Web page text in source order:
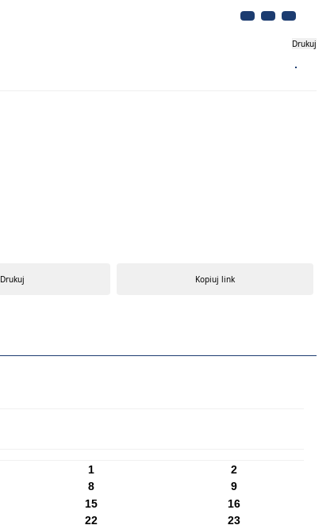
Drukuj
Drukuj Kopiuj link
1
2
8
9
15
16
22
23